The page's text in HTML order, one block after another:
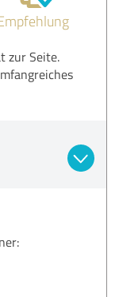
zur Seite.